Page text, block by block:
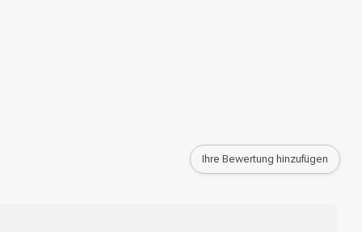
Ihre Bewertung hinzufügen